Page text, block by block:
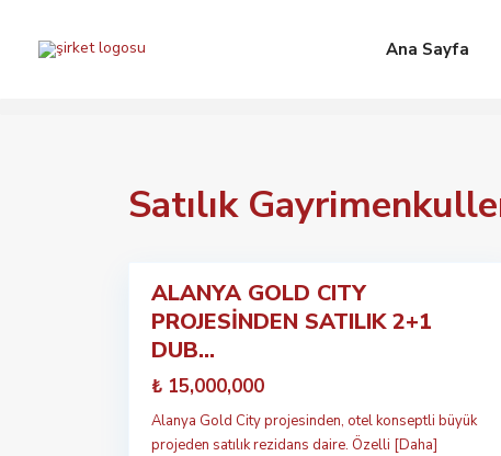
Ana Sayfa
Satılık
a
n
Öne
çıkan
ALANYA GOLD CITY
PROJESİNDEN SATILIK 2+1
DUB...
₺ 15,000,000
Alanya Gold City projesinden, otel konseptli büyük
projeden satılık rezidans daire. Özelli [Daha]